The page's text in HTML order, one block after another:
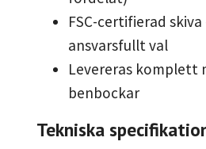
FSC-certifierad
ansvarsfullt val
Levereras komplett
benbockar
Tekniska